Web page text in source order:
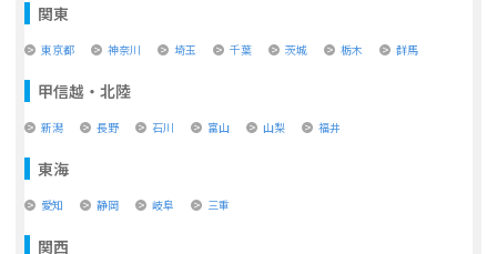
関東
東京都 神奈川 埼玉 千葉 茨城 栃木 群馬
甲信越・北陸
新潟 長野 石川 富山 山梨 福井
東海
愛知 静岡 岐阜 三重
関西